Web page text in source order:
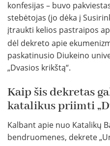
konfesijas – buvo
stebėtojas (jo dėka į
įtraukti kelios pastraipos
dėl dekreto apie
paskatinusio Diukeino
„Dvasios krikštą“.
Kaip šis dekretas
katalikus priimti
Kalbant apie nuo Katalikų
bendruomenes, dekrete